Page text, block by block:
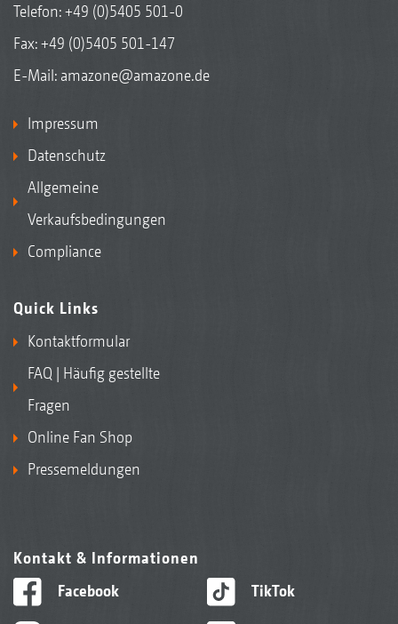
Telefon:+49 (0)5405 501-0
Fax: +49 (0)5405 501-147
E-Mail: amazone@amazone.de
Impressum
Datenschutz
Allgemeine
Verkaufsbedingungen
Compliance
Quick Links
Kontaktformular
FAQ | Häufig gestellte
Fragen
Online Fan Shop
Pressemeldungen
Kontakt & Informationen
Facebook
TikTok